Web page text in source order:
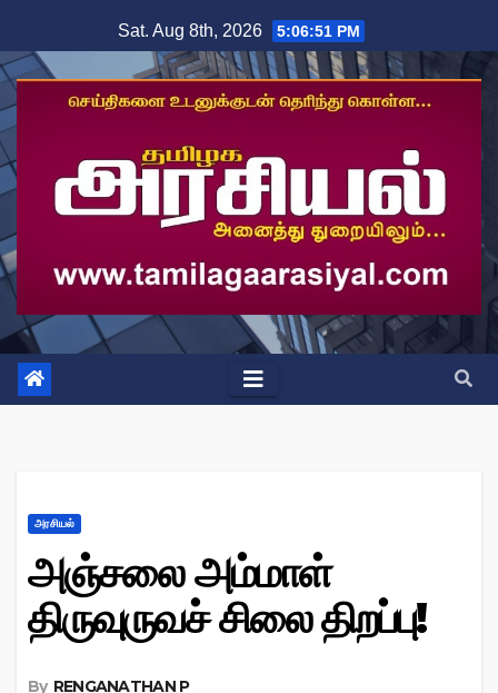
to
content
Sat. Aug 8th, 2026 5:06:51 PM
அரசியல்
அஞ்சலை அம்மாள்
திருவுருவச் சிலை திறப்பு!
By RENGANATHAN P